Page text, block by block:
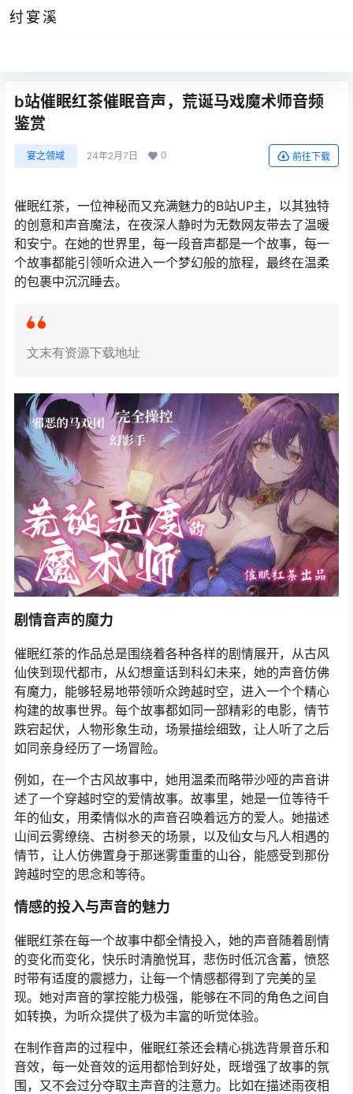
纣宴溪
b站催眠红茶催眠音声，荒诞马戏魔术师音频
鉴赏
宴之领域 24年2月7日 0 前往下载
催眠红茶，一位神秘而又充满魅力的B站UP主，以其独特
的创意和声音魔法，在夜深人静时为无数网友带去了温暖
和安宁。在她的世界里，每一段音声都是一个故事，每一
个故事都能引领听众进入一个梦幻般的旅程，最终在温柔
的包裹中沉沉睡去。
文末有资源下载地址
剧情音声的魔力
催眠红茶的作品总是围绕着各种各样的剧情展开，从古风
仙侠到现代都市，从幻想童话到科幻未来，她的声音仿佛
有魔力，能够轻易地带领听众跨越时空，进入一个个精心
构建的故事世界。每个故事都如同一部精彩的电影，情节
跌宕起伏，人物形象生动，场景描绘细致，让人听了之后
如同亲身经历了一场冒险。
例如，在一个古风故事中，她用温柔而略带沙哑的声音讲
述了一个穿越时空的爱情故事。故事里，她是一位等待千
年的仙女，用柔情似水的声音召唤着远方的爱人。她描述
山间云雾缭绕、古树参天的场景，以及仙女与凡人相遇的
情节，让人仿佛置身于那迷雾重重的山谷，能感受到那份
跨越时空的思念和等待。
情感的投入与声音的魅力
催眠红茶在每一个故事中都全情投入，她的声音随着剧情
的变化而变化，快乐时清脆悦耳，悲伤时低沉含蓄，愤怒
时带有适度的震撼力，让每一个情感都得到了完美的呈
现。她对声音的掌控能力极强，能够在不同的角色之间自
如转换，为听众提供了极为丰富的听觉体验。
在制作音声的过程中，催眠红茶还会精心挑选背景音乐和
音效，每一处音效的运用都恰到好处，既增强了故事的氛
围，又不会过分夺取主声音的注意力。比如在描述雨夜相